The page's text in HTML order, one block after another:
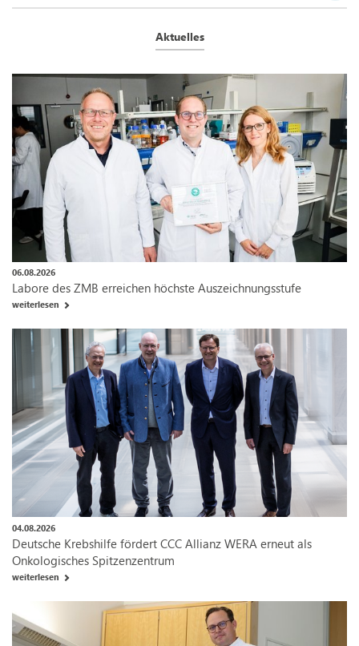
Aktuelles
06.08.2026
Labore des ZMB erreichen höchste Auszeichnungsstufe
weiterlesen
04.08.2026
Deutsche Krebshilfe fördert CCC Allianz WERA erneut als
Onkologisches Spitzenzentrum
weiterlesen